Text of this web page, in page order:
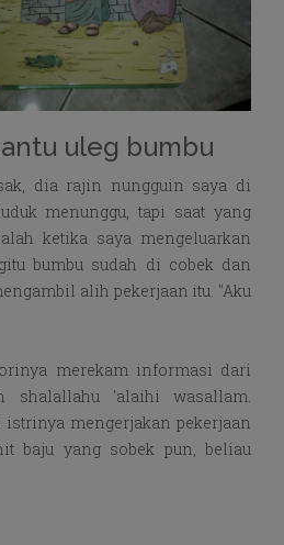
uleg bumbu
dia rajin nungguin saya di
menunggu, tapi saat yang
ketika saya mengeluarkan
bumbu sudah di cobek dan
alih pekerjaan itu. "Aku
merekam informasi dari
shalallahu 'alaihi wasallam.
istrinya mengerjakan pekerjaan
baju yang sobek pun, beliau